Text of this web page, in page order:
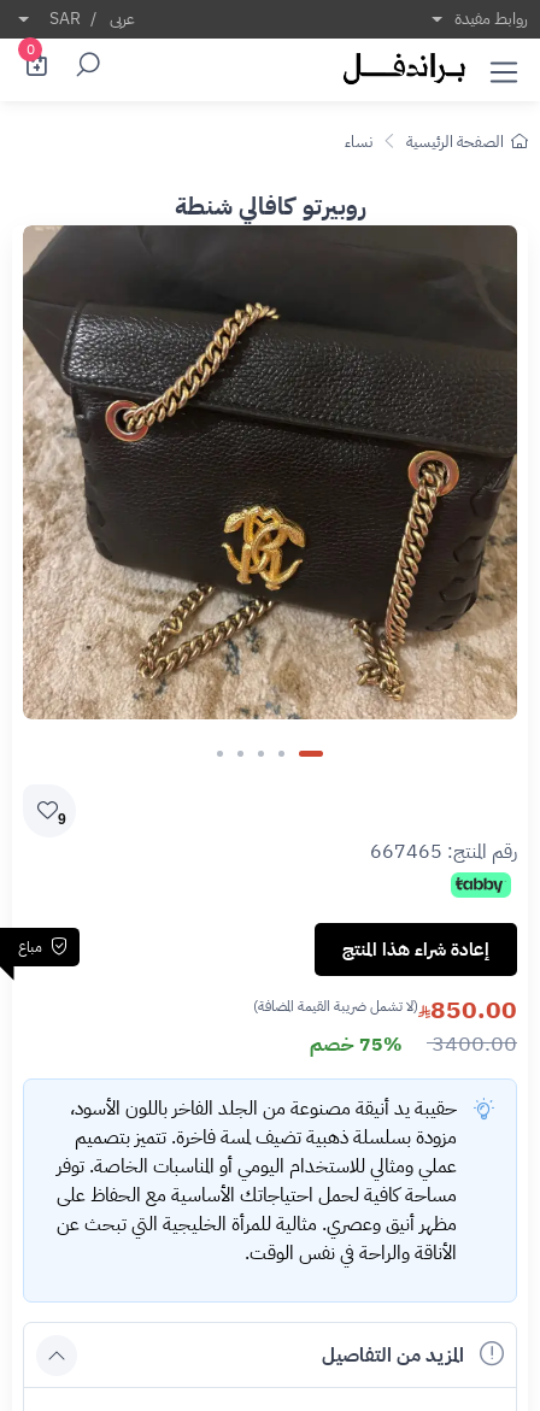
روابط مفيدة عربى /
SAR
0
الصفحة الرئيسية نساء
روبيرتو كافالي شنطة
9
رقم المنتج: 667465
مباع إعادة شراء هذا المنتج
850.00 (لا تشمل ضريبة القيمة المضافة)
3400.00 75% خصم
حقيبة يد أنيقة مصنوعة من الجلد الفاخر باللون الأسود،
مزودة بسلسلة ذهبية تضيف لمسة فاخرة. تتميز بتصميم
عملي ومثالي للاستخدام اليومي أو المناسبات الخاصة. توفر
مساحة كافية لحمل احتياجاتك الأساسية مع الحفاظ على
مظهر أنيق وعصري. مثالية للمرأة الخليجية التي تبحث عن
الأناقة والراحة في نفس الوقت.
المزيد من التفاصيل